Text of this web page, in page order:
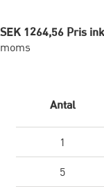
SEK 1264,56 Pris
moms
Antal
1
5